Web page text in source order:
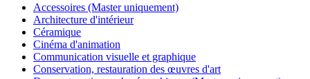
Accessoires (Master uniquement)
Architecture d'intérieur
Céramique
Cinéma d'animation
Communication visuelle et graphique
Conservation, restauration des œuvres d'art